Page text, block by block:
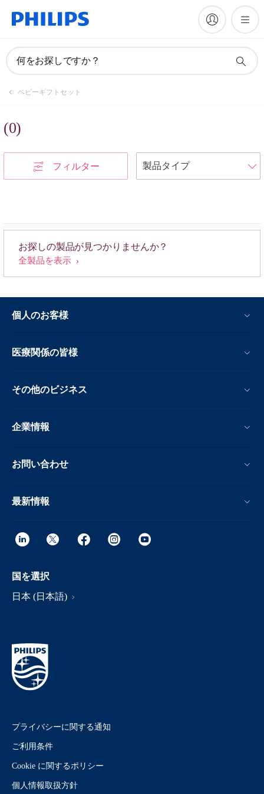
何をお探しですか？
ベビーギフトセット
(0)
フィルター
お探しの製品が見つかりませんか？
全製品を表示
個人のお客様
医療関係の皆様
その他のビジネス
企業情報
お問い合わせ
最新情報
国を選択
日本 (日本語)
プライバシーに関する通知
ご利用条件
Cookie に関するポリシー
個人情報取扱方針